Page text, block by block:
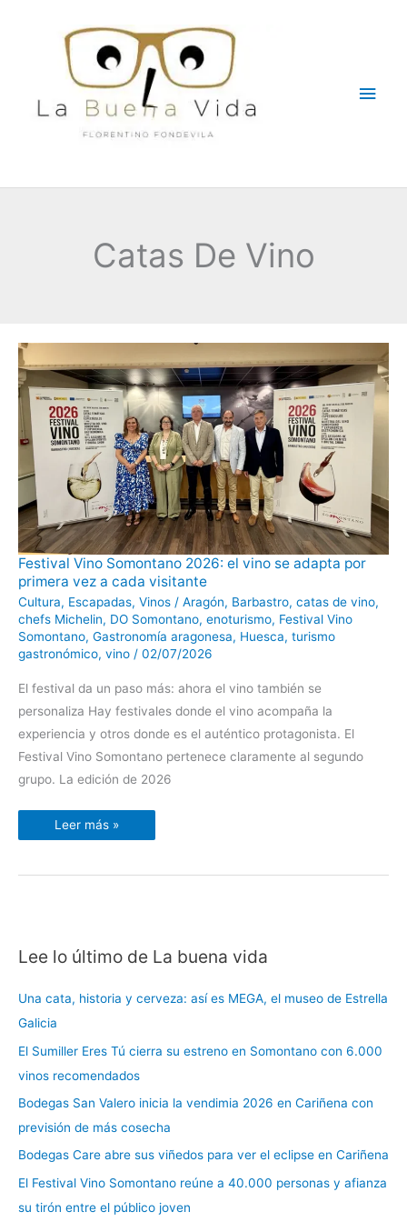
Catas De Vino
Festival Vino Somontano 2026: el vino se adapta por
primera vez a cada visitante
Cultura, Escapadas, Vinos / Aragón, Barbastro, catas de vino,
chefs Michelin, DO Somontano, enoturismo, Festival Vino
Somontano, Gastronomía aragonesa, Huesca, turismo
gastronómico, vino / 02/07/2026
El festival da un paso más: ahora el vino también se
personaliza Hay festivales donde el vino acompaña la
experiencia y otros donde es el auténtico protagonista. El
Festival Vino Somontano pertenece claramente al segundo
grupo. La edición de 2026
Festival
Vino
Somontano
2026:
el
vino
se
adapta
por
a
visitante
Leer más »
Lee lo último de La buena vida
Una cata, historia y cerveza: así es MEGA, el museo de Estrella
Galicia
El Sumiller Eres Tú cierra su estreno en Somontano con 6.000
vinos recomendados
Bodegas San Valero inicia la vendimia 2026 en Cariñena con
previsión de más cosecha
Bodegas Care abre sus viñedos para ver el eclipse en Cariñena
El Festival Vino Somontano reúne a 40.000 personas y afianza
su tirón entre el público joven
C
t
e
g
o
r
í
a
s